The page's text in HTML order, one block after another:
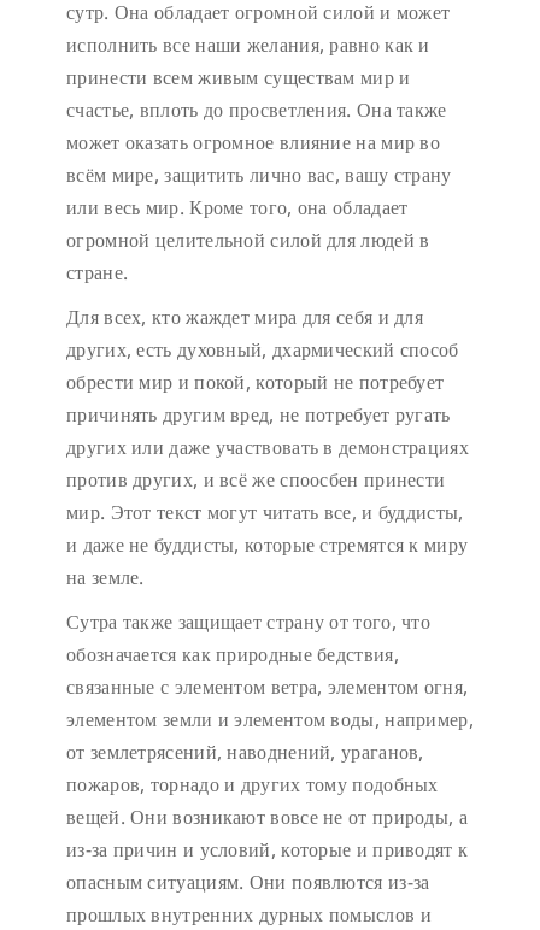
сутр. Она обладает огромной силой и может
исполнить все наши желания, равно как и
принести всем живым существам мир и
счастье, вплоть до просветления. Она также
может оказать огромное влияние на мир во
всём мире, защитить лично вас, вашу страну
или весь мир. Кроме того, она обладает
огромной целительной силой для людей в
стране.
Для всех, кто жаждет мира для себя и для
других, есть духовный, дхармический способ
обрести мир и покой, который не потребует
причинять другим вред, не потребует ругать
других или даже участвовать в демонстрациях
против других, и всё же споосбен принести
мир. Этот текст могут читать все, и буддисты,
и даже не буддисты, которые стремятся к миру
на земле.
Сутра также защищает страну от того, что
обозначается как природные бедствия,
связанные с элементом ветра, элементом огня,
элементом земли и элементом воды, например,
от землетрясений, наводнений, ураганов,
пожаров, торнадо и других тому подобных
вещей. Они возникают вовсе не от природы, а
из-за причин и условий, которые и приводят к
опасным ситуациям. Они появлются из-за
прошлых внутренних дурных помыслов и